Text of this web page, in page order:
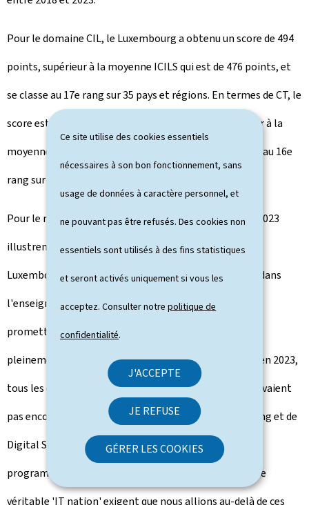
Ce site utilise des cookies essentiels
nécessaires à son bon fonctionnement, sans
usage de données à caractère personnel, et
ne pouvant pas être refusés. Des cookies non
essentiels sont utilisés à des fins statistiques
et seront activés uniquement si vous les
acceptez. Consulter notrepolitique de
confidentialité.
J'ACCEPTE
JE REFUSE
GÉRER LES COOKIES
Pour le domaine CIL, le Luxembourg a obtenu un score de 494
points, supérieur à la moyenne ICILS qui est de 476 points, et
se classe au 17e rang sur 35 pays et régions. En termes de CT, le
score est de 476 points, ce qui est légèrement inférieur à la
moyenne ICILS de 483 points, et classe le Luxembourg au 16e
rang sur 23 pays et régions.
Pour le ministre Claude Meisch, les résultats de ICILS 2023
illustrent l'impact positif des efforts déployés par le
Luxembourg pour intégrer les compétences digitales dans
l'enseignement. "Les résultats sont d'autant plus
prometteurs que ces initiatives n'étaient pas encore
pleinement mesurables lors de l'évaluation. En effet, en 2023,
tous les élèves de 6e de l'enseignement secondaire n'avaient
pas encore pu bénéficier pleinement des cours de coding et de
Digital Sciences, introduits progressivement dans les
programmes scolaires. Cependant, les ambitions d'une
véritable 'IT nation' exigent que nous allions au-delà de ces